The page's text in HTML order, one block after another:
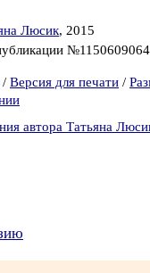
Люсик, 2015
/ Версия для печати /
автора Татьяна